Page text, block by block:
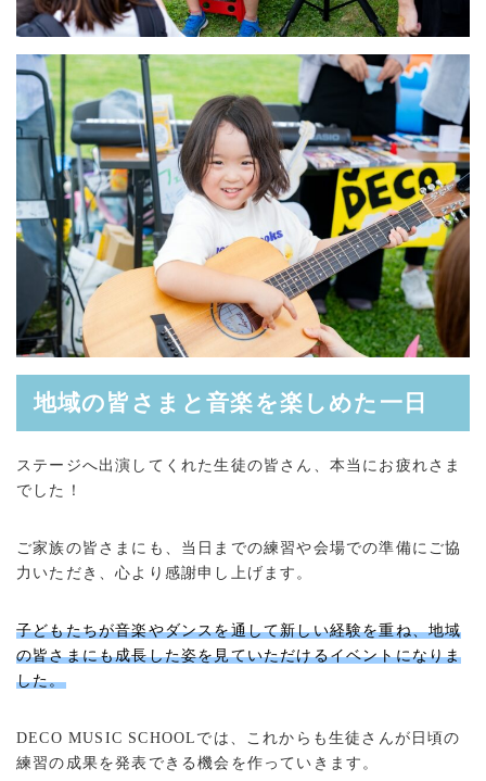
地域の皆さまと音楽を楽しめた一日
ステージへ出演してくれた生徒の皆さん、本当にお疲れさま
でした！
ご家族の皆さまにも、当日までの練習や会場での準備にご協
力いただき、心より感謝申し上げます。
子どもたちが音楽やダンスを通して新しい経験を重ね、地域
の皆さまにも成長した姿を見ていただけるイベントになりま
した。
DECO MUSIC SCHOOLでは、これからも生徒さんが日頃の
練習の成果を発表できる機会を作っていきます。